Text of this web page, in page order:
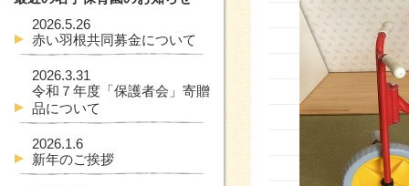
2026.5.26
赤い羽根共同募金について
2026.3.31
令和７年度「保護者会」寄贈
品について
2026.1.6
新年のご挨拶